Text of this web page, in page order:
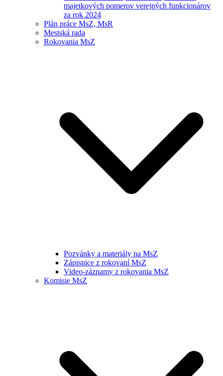
majetkových pomerov verejných funkcionárov
za rok 2024
Plán práce MsZ, MsR
Mestská rada
Rokovania MsZ
Pozvánky a materiály na MsZ
Zápisnice z rokovaní MsZ
Video-záznamy z rokovania MsZ
Komisie MsZ